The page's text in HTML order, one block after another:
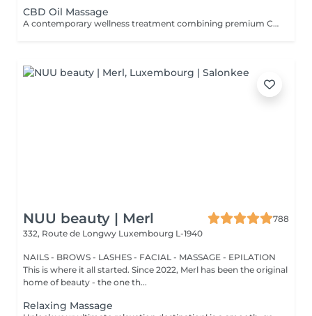
CBD Oil Massage
A contemporary wellness treatment combining premium CBD-infused oils with relaxing massage techniques. Designed for those seeking a peaceful pause from a busy lifestyle, this treatment helps soften muscular tension and encourages deep physical comfort.
NUU beauty | Merl
788
332, Route de Longwy Luxembourg L-1940
NAILS - BROWS - LASHES - FACIAL - MASSAGE - EPILATION
This is where it all started. Since 2022, Merl has been the original
home of beauty - the one th...
Relaxing Massage